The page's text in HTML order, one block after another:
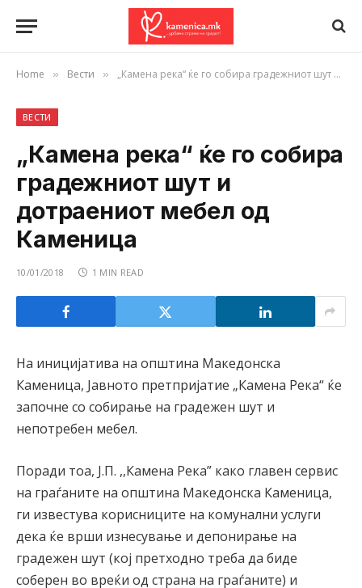
Home » Вести » „Камена река“ ќе го собира градежниот шут и дотраениот мебел од Каменица
ВЕСТИ
„Камена река“ ќе го собира
градежниот шут и
дотраениот мебел од
Каменица
10/01/2018 1 MIN READ
На иницијатива на општина Македонска
Каменица, Јавното претпријатие „Камена Река“ ќе
започне со собирање на градежен шут и
непотребен мебел.
Поради тоа, Ј.П. ,,Камена Река” како главен сервис
на граѓаните на општина Македонска Каменица,
ги известува корисниците на комунални услуги
дека ќе врши изнесување и депонирање на
градежен шут (кој претходно треба да биде
соберен во вреќи од страна на граѓаните) и